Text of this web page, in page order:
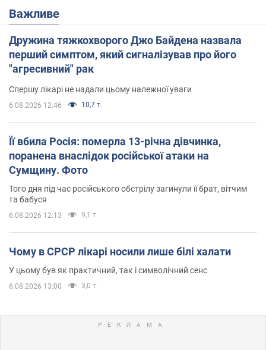
Важливе
Дружина тяжкохворого Джо Байдена назвала
перший симптом, який сигналізував про його
"агресивний" рак
Спершу лікарі не надали цьому належної уваги
6.08.2026 12:46 10,7 т.
Її вбила Росія: померла 13-річна дівчинка,
поранена внаслідок російської атаки на
Сумщину. Фото
Того дня під час російського обстрілу загинули її брат, вітчим
та бабуся
6.08.2026 12:13 9,1 т.
Чому в СРСР лікарі носили лише білі халати
У цьому був як практичний, так і символічний сенс
6.08.2026 13:00 3,0 т.